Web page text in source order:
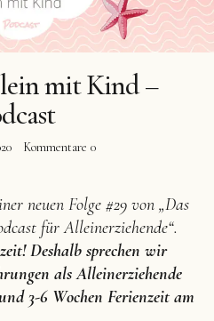
Pinterest
mit Kind –
Kommentare 0
neuen Folge #29 von „Das
für Alleinerziehende“.
Deshalb sprechen wir
als Alleinerziehende
3-6 Wochen Ferienzeit am